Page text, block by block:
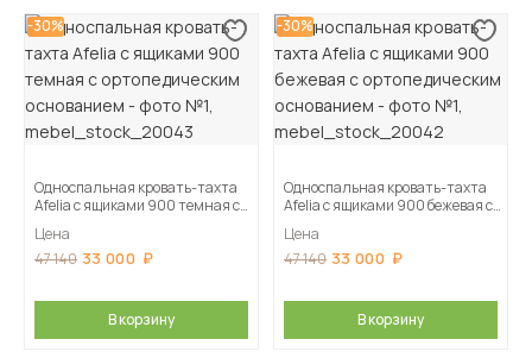
-30%
Односпальная кровать-тахта
Afelia с ящиками 900 темная с
Цена
47 140 33 000
В корзину
-30%
Односпальная кровать-тахта
Afelia с ящиками 900 бежевая с
Цена
47 140 33 000
В корзину